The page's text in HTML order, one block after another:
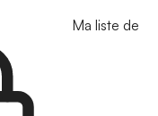
Ma liste de